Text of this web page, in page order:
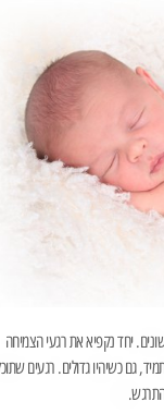
יחד נקפיא את רגעי הצמיחה
גם כשיהיו גדולים. רגעים